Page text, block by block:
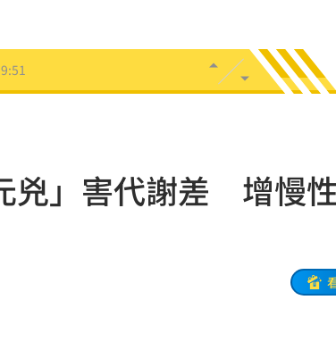
兇」害代謝差 增慢